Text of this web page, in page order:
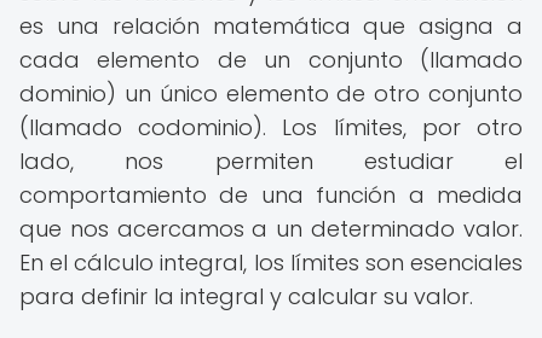
es una relación matemática que asigna a
cada elemento de un conjunto (llamado
dominio) un único elemento de otro conjunto
(llamado codominio). Los límites, por otro
lado, nos permiten estudiar el
comportamiento de una función a medida
que nos acercamos a un determinado valor.
En el cálculo integral, los límites son esenciales
para definir la integral y calcular su valor.